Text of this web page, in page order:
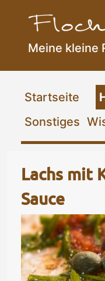
Flocke
Meine kleine
Startseite
Sonstiges
Lachs mit
Sauce